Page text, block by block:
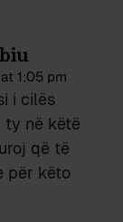
1:05 pm
i cilës
ty në këtë
që të
për këto